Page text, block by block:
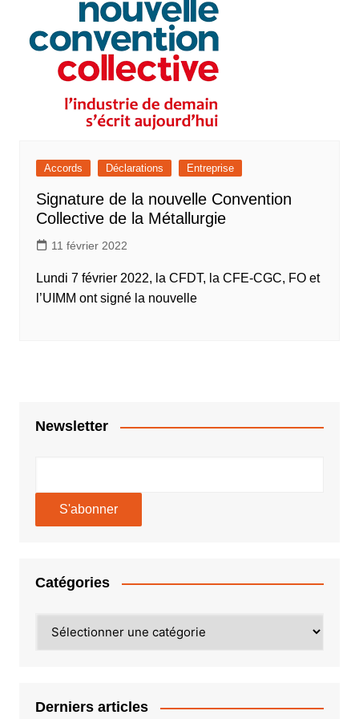
Accords Déclarations Entreprise
Signature de la nouvelle Convention
Collective de la Métallurgie
11 février 2022
Lundi 7 février 2022, la CFDT, la CFE-CGC, FO et
l’UIMM ont signé la nouvelle
Newsletter
Catégories
Derniers articles